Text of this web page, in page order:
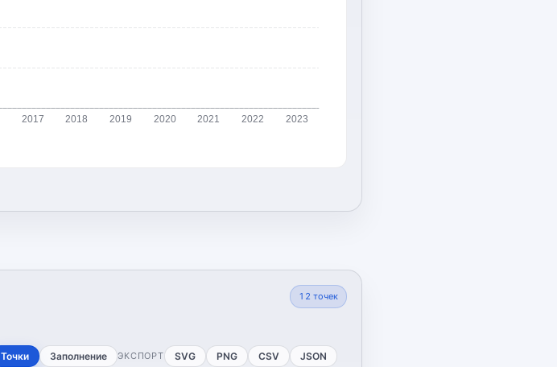
2017 2018 2019 2020 2021 2022 2023
12 точек
Точки Заполнение ЭКСПОРТ SVG PNG CSV JSON